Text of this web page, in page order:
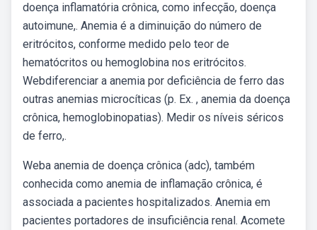
doença inflamatória crônica, como infecção, doença
autoimune,. Anemia é a diminuição do número de
eritrócitos, conforme medido pelo teor de
hematócritos ou hemoglobina nos eritrócitos.
Webdiferenciar a anemia por deficiência de ferro das
outras anemias microcíticas (p. Ex. , anemia da doença
crônica, hemoglobinopatias). Medir os níveis séricos
de ferro,.
Weba anemia de doença crônica (adc), também
conhecida como anemia de inflamação crônica, é
associada a pacientes hospitalizados. Anemia em
pacientes portadores de insuficiência renal. Acomete